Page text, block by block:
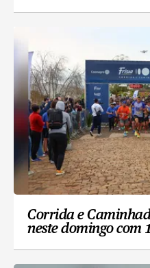
Corrida e
neste domingo com